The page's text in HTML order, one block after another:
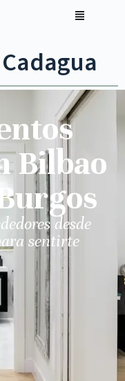
Bilbao
desde
sentirte